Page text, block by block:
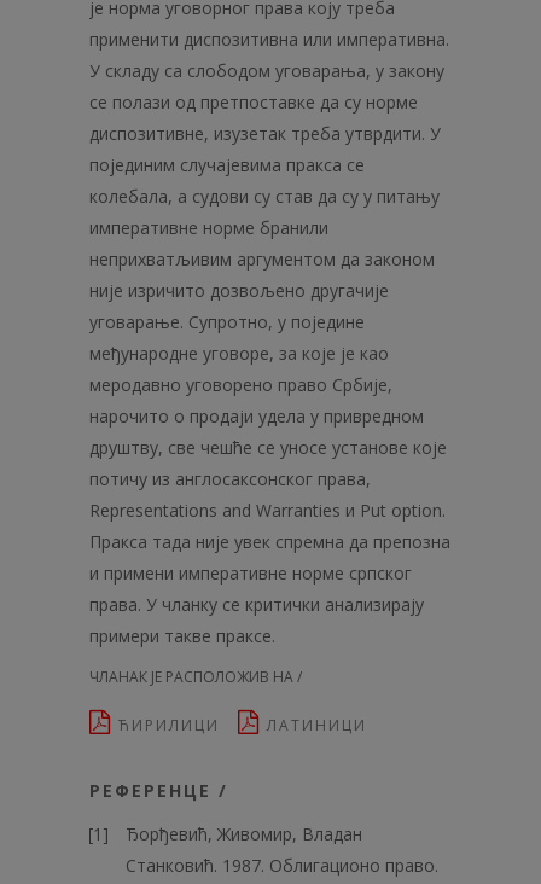
је норма уговорног права коју треба
применити диспозитивна или императивна.
У складу са слободом уговарања, у закону
се полази од претпоставке да су норме
диспозитивне, изузетак треба утврдити. У
појединим случајевима пракса се
колебала, а судови су став да су у питању
императивне норме бранили
неприхватљивим аргументом да законом
није изричито дозвољено другачије
уговарање. Супротно, у поједине
међународне уговоре, за које је као
меродавно уговорено право Србије,
нарочито о продаји удела у привредном
друштву, све чешће се уносе установе које
потичу из англосаксонског права,
Representations and Warranties и Put option.
Пракса тада није увек спремна да препозна
и примени императивне норме српског
права. У чланку се критички анализирају
примери такве праксе.
ЧЛАНАК ЈЕ РАСПОЛОЖИВ НА /
ЋИРИЛИЦИ ЛАТИНИЦИ
РЕФЕРЕНЦЕ /
Ђорђевић, Живомир, Владан
Станковић. 1987. Облигационо право.